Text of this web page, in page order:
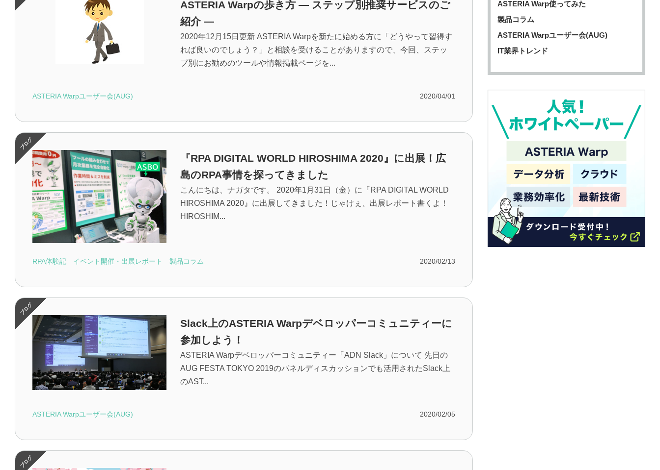
ASTERIA Warpの歩き方 ― ステップ別推奨サービスのご
紹介 ―
2020年12月15日更新 ASTERIA Warpを新たに始める方に「どうやって習得す
れば良いのでしょう？」と相談を受けることがありますので、今回、ステッ
プ別にお勧めのツールや情報掲載ページを...
ASTERIA Warpユーザー会(AUG) 2020/04/01
『RPA DIGITAL WORLD HIROSHIMA 2020』に出展！広
島のRPA事情を探ってきました
こんにちは、ナガタです。 2020年1月31日（金）に『RPA DIGITAL WORLD
HIROSHIMA 2020』に出展してきました！じゃけぇ、出展レポート書くよ！
HIROSHIM...
RPA体験記 イベント開催・出展レポート 製品コラム 2020/02/13
Slack上のASTERIA Warpデベロッパーコミュニティーに
参加しよう！
ASTERIA Warpデベロッパーコミュニティー「ADN Slack」について 先日の
AUG FESTA TOKYO 2019のパネルディスカッションでも活用されたSlack上
のAST...
ASTERIA Warpユーザー会(AUG) 2020/02/05
ASTERIA Warp使ってみた
製品コラム
ASTERIA Warpユーザー会(AUG)
IT業界トレンド